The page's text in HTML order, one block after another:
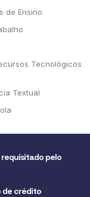
de Ensino
Tecnológicos
Textual
pelo
de crédito